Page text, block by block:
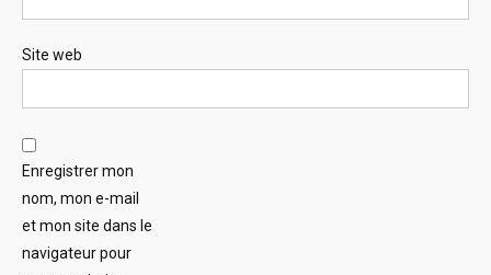
Site web
Enregistrer mon
nom, mon e-mail
et mon site dans le
navigateur pour